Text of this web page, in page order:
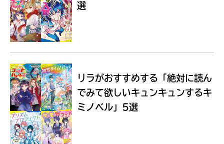
Loading...
選
リラがおすすめする 「絶対に読ん
でみて欲しいキュンキュンするキ
ミノベル」5選